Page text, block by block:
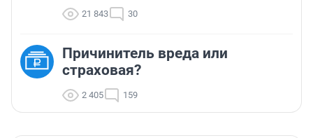
21 843 30
Причинитель вреда или
страховая?
2 405 159